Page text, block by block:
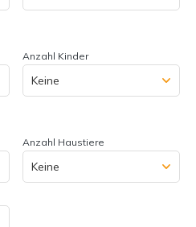
Anzahl Kinder
Anzahl Haustiere